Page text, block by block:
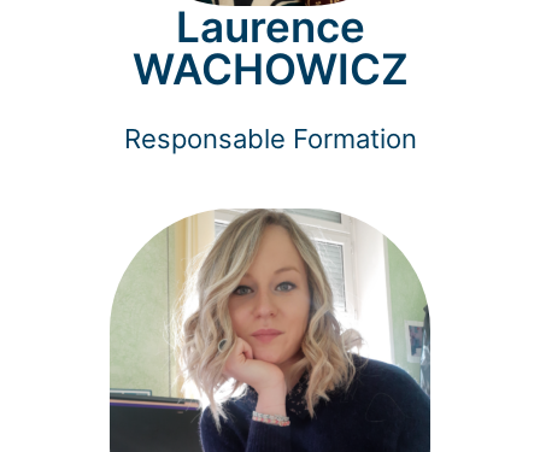
Laurence
WACHOWICZ
Responsable Formation